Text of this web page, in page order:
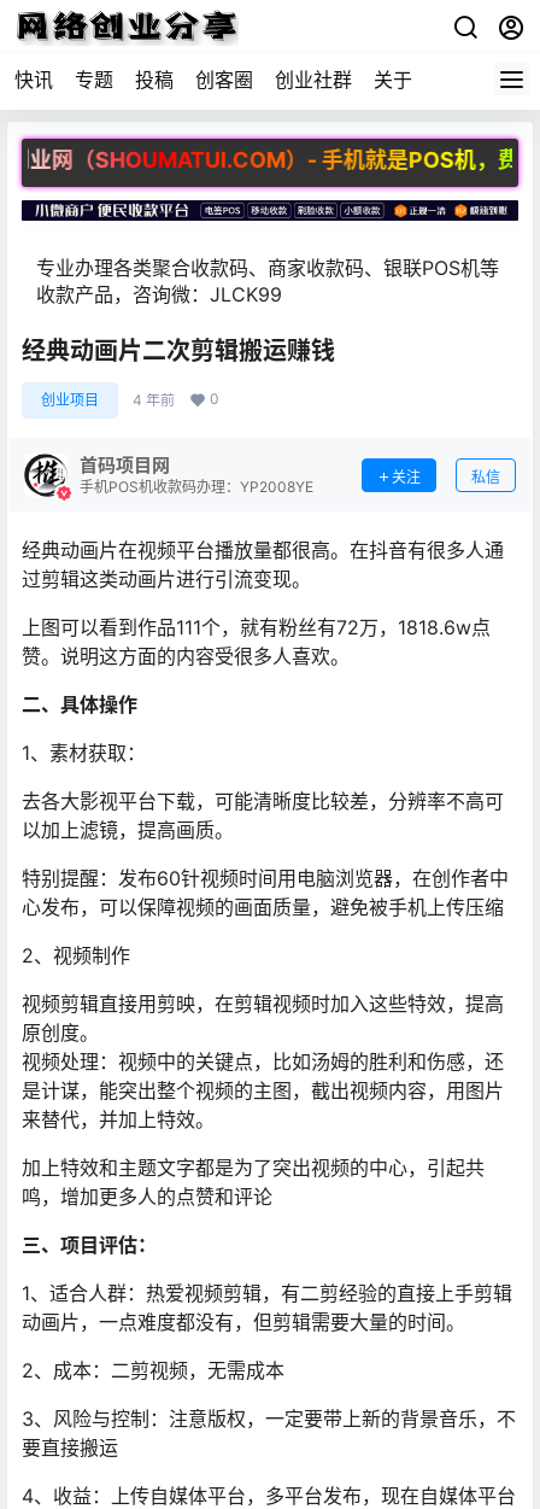
快讯 专题 投稿 创客圈 创业社群 关于
网（SHOUMATUI.COM）- 手机就是POS机，费率
专业办理各类聚合收款码、商家收款码、银联POS机等
收款产品，咨询微：JLCK99
经典动画片二次剪辑搬运赚钱
创业项目 4 年前 0
首码项目网
手机POS机收款码办理：YP2008YE
关注 私信
经典动画片在视频平台播放量都很高。在抖音有很多人通
过剪辑这类动画片进行引流变现。
上图可以看到作品111个，就有粉丝有72万，1818.6w点
赞。说明这方面的内容受很多人喜欢。
二、具体操作
1、素材获取：
去各大影视平台下载，可能清晰度比较差，分辨率不高可
以加上滤镜，提高画质。
特别提醒：发布60针视频时间用电脑浏览器，在创作者中
心发布，可以保障视频的画面质量，避免被手机上传压缩
2、视频制作
视频剪辑直接用剪映，在剪辑视频时加入这些特效，提高
原创度。
视频处理：视频中的关键点，比如汤姆的胜利和伤感，还
是计谋，能突出整个视频的主图，截出视频内容，用图片
来替代，并加上特效。
加上特效和主题文字都是为了突出视频的中心，引起共
鸣，增加更多人的点赞和评论
三、项目评估：
1、适合人群：热爱视频剪辑，有二剪经验的直接上手剪辑
动画片，一点难度都没有，但剪辑需要大量的时间。
2、成本：二剪视频，无需成本
3、风险与控制：注意版权，一定要带上新的背景音乐，不
要直接搬运
4、收益：上传自媒体平台，多平台发布，现在自媒体平台